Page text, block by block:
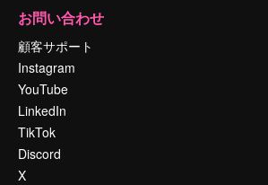
お問い合わせ
顧客サポート
Instagram
YouTube
LinkedIn
TikTok
Discord
X